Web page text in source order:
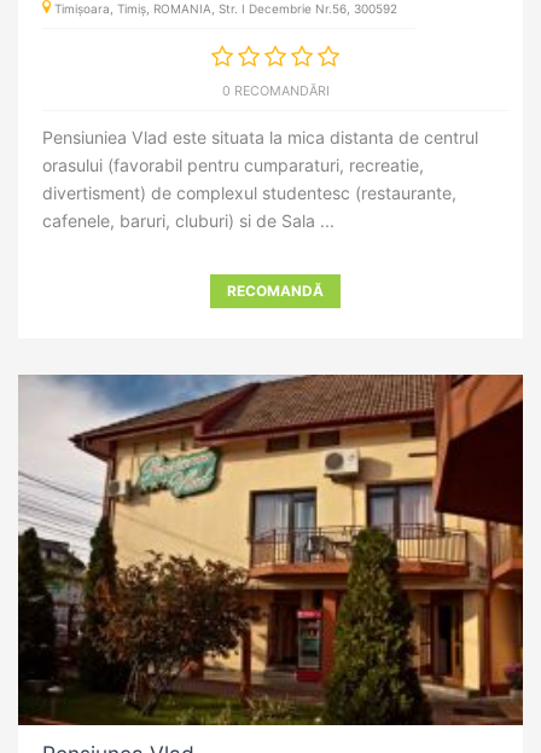
Timișoara, Timiș, ROMANIA, Str. I Decembrie Nr.56, 300592
0 RECOMANDĂRI
Pensiuniea Vlad este situata la mica distanta de centrul
orasului (favorabil pentru cumparaturi, recreatie,
divertisment) de complexul studentesc (restaurante,
cafenele, baruri, cluburi) si de Sala ...
RECOMANDĂ